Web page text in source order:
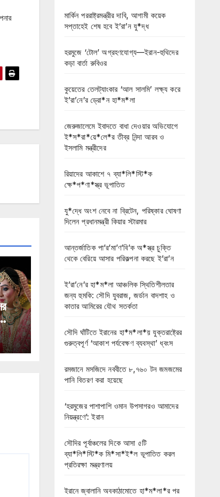
মার্কিন পররাষ্ট্রমন্ত্রীর দাবি, আগামী কয়েক
সপ্তাহেই শেষ হবে ই’রা’ন যু*দ্ধ
হরমুজে ‘টোল’ অগ্রহণযোগ্য—ইরান-হুথিদের
কড়া বার্তা রুবিওর
কুয়েতের তেলট্যাংকার ‘আল সালমি’ লক্ষ্য করে
ই’রা’নে’র ড্রো*ন হা*ম*লা
জেরুজালেমে ইবাদতে বাধা দেওয়ার অভিযোগে
ই*স*রা*য়ে*লে*র তীব্র নিন্দা আরব ও
ইসলামি মন্ত্রীদের
রিয়াদের আকাশে ৭ ব্যা*লি*স্টি*ক
ক্ষে*প*ণা*স্ত্র ভূপাতিত
যু*দ্ধে অংশ নেবে না ব্রিটেন, পরিষ্কার ঘোষণা
দিলেন প্রধানমন্ত্রী কিয়ার স্টারমার
আন্তর্জাতিক পা’র’মা’ণ’বি’ক অ*স্ত্র চুক্তি
থেকে বেরিয়ে আসার পরিকল্পনা করছে ই’রা’ন
ই’রা’নে’র হা*ম*লা আঞ্চলিক স্থিতিশীলতার
জন্য হুমকি: সৌদি যুবরাজ, জর্ডান বাদশাহ ও
কাতার আমিরের যৌথ সতর্কতা
সৌদি ঘাঁটিতে ইরানের হা*ম*লা*য় যুক্তরাষ্ট্রের
গুরুত্বপূর্ণ ‘আকাশ পর্যবেক্ষণ ব্যবস্থা’ ধ্বংস
রমজানে মসজিদে নববীতে ৮,৭৬০ টন জমজমের
পানি বিতরণ করা হয়েছে
‘হরমুজের পাশাপাশি ওমান উপসাগরও আমাদের
নিয়ন্ত্রণে’: ইরান
সৌদির পূর্বাঞ্চলের দিকে আসা ৫টি
ব্যা*লি*স্টি*ক মি*সা*ই*ল ভূপাতিত করল
প্রতিরক্ষা মন্ত্রণালয়
ইরানে জ্বালানি অবকাঠামোতে হা*ম*লা*র পর